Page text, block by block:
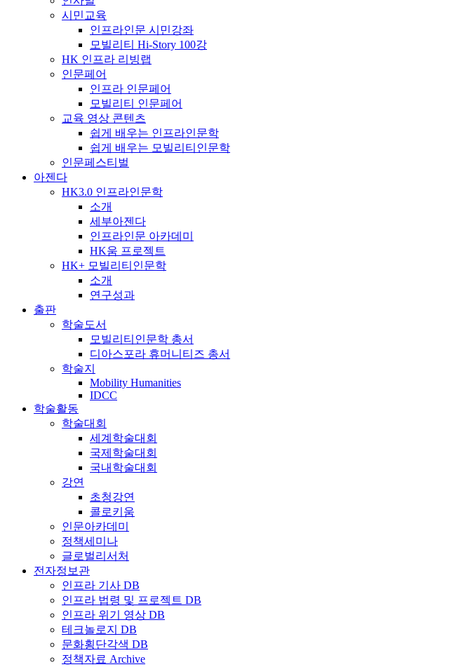
시민교육
인프라인문 시민강좌
모빌리티 Hi-Story 100강
HK 인프라 리빙랩
인문페어
인프라 인문페어
모빌리티 인문페어
교육 영상 콘텐츠
쉽게 배우는 인프라인문학
쉽게 배우는 모빌리티인문학
인문페스티벌
아젠다
HK3.0 인프라인문학
소개
세부아젠다
인프라인문 아카데미
HK움 프로젝트
HK+ 모빌리티인문학
소개
연구성과
출판
학술도서
모빌리티인문학 총서
디아스포라 휴머니티즈 총서
학술지
Mobility Humanities
IDCC
학술활동
학술대회
세계학술대회
국제학술대회
국내학술대회
강연
초청강연
콜로키움
인문아카데미
정책세미나
글로벌리서처
전자정보관
인프라 기사 DB
인프라 법령 및 프로젝트 DB
인프라 위기 영상 DB
테크놀로지 DB
문화횡단각색 DB
정책자료 Archive